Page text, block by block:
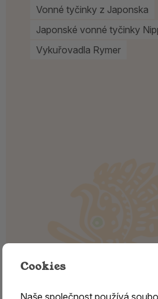
Vonné tyčinky z Japonska
Japonské vonné tyčinky
Vykuřovadla Rymer
Cookies
Naše společnost používá